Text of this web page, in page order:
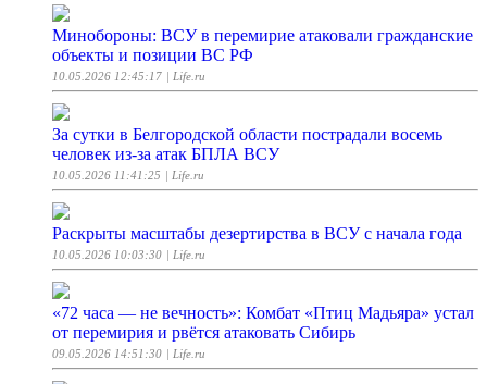
Минобороны: ВСУ в перемирие атаковали гражданские
объекты и позиции ВС РФ
10.05.2026 12:45:17 | Life.ru
За сутки в Белгородской области пострадали восемь
человек из-за атак БПЛА ВСУ
10.05.2026 11:41:25 | Life.ru
Раскрыты масштабы дезертирства в ВСУ с начала года
10.05.2026 10:03:30 | Life.ru
«72 часа — не вечность»: Комбат «Птиц Мадьяра» устал
от перемирия и рвётся атаковать Сибирь
09.05.2026 14:51:30 | Life.ru